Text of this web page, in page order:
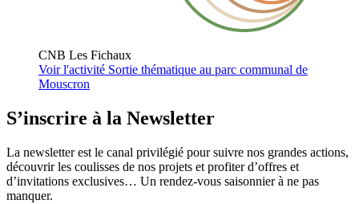
CNB Les Fichaux
Voir l'activité Sortie thématique au parc communal de
Mouscron
S’inscrire à la Newsletter
La newsletter est le canal privilégié pour suivre nos grandes actions,
découvrir les coulisses de nos projets et profiter d’offres et
d’invitations exclusives… Un rendez-vous saisonnier à ne pas
manquer.